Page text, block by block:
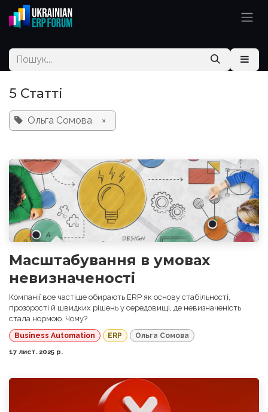
Skip to Content
5 Статті
Ольга Сомова ×
Масштабування в умовах
невизначеності
Компанії все частіше обирають ERP як основу стабільності,
прозорості й швидких рішень у середовищі, де невизначеність
стала нормою. Чому?
Business Automation ERP
Ольга Сомова
17 лист. 2025 р.